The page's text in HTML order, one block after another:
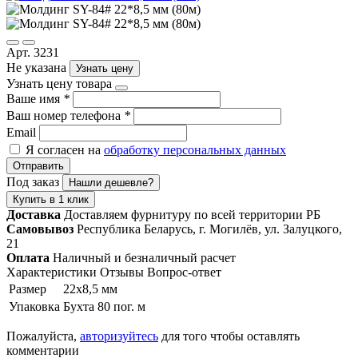
Арт. 3231
Не указана
Узнать цену
Узнать цену товара
Ваше имя *
Ваш номер телефона *
Email
Я согласен на обработку персональных данных
Отправить
Под заказ
Нашли дешевле?
Купить в 1 клик
Доставка Доставляем фурнитуру по всей территории РБ
Самовывоз Республика Беларусь, г. Могилёв, ул. Залуцкого,
21
Оплата Наличный и безналичный расчет
Характеристики Отзывы Вопрос-ответ
Размер
22х8,5 мм
Упаковка Бухта 80 пог. м
Пожалуйста, авторизуйтесь для того чтобы оставлять
комментарии